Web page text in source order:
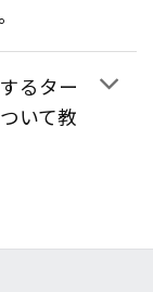
るター
いて教